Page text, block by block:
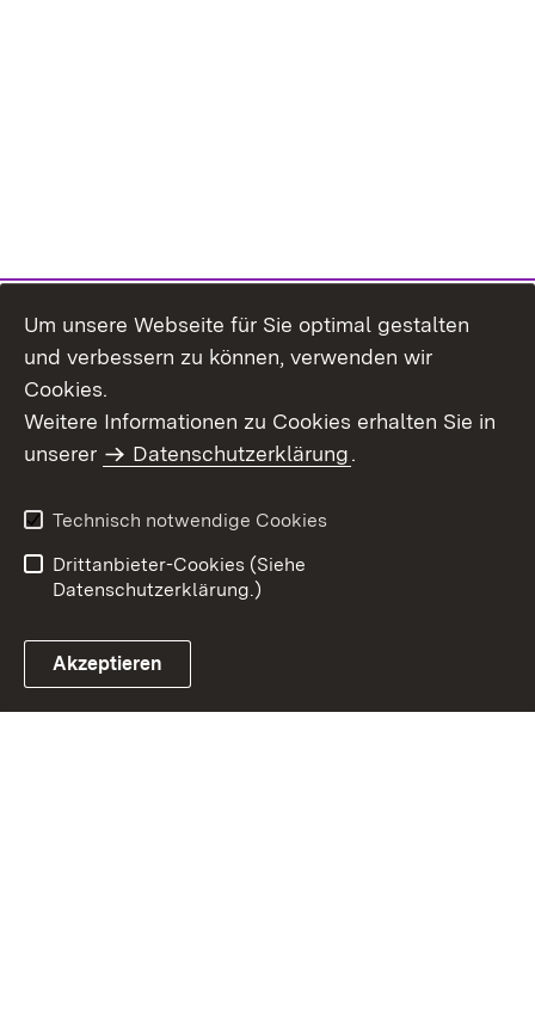
Benutzungshinweise
Erklärung zur
Um unsere Webseite für Sie optimal gestalten
und verbessern zu können, verwenden wir
Cookies.
Weitere Informationen zu Cookies erhalten Sie in
unserer
Datenschutzerklärung.
Technisch notwendige Cookies
Drittanbieter-Cookies (Siehe
Datenschutzerklärung.)
Akzeptieren